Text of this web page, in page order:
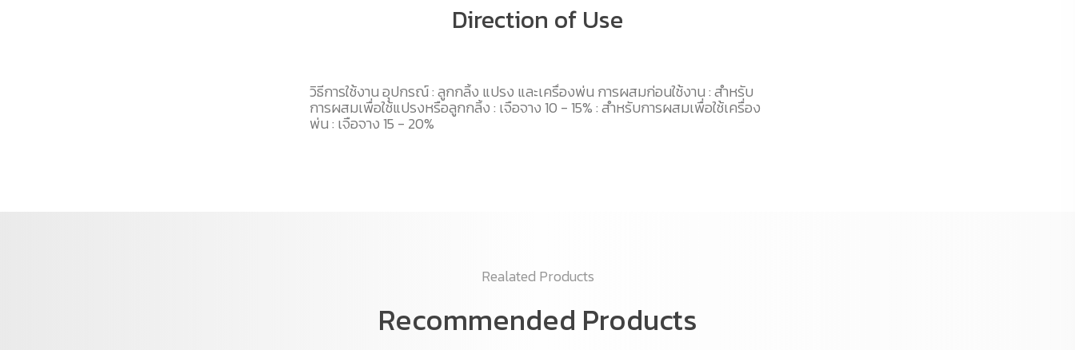
Direction of Use
วิธีการใช้งาน อุปกรณ์ : ลูกกลิ้ง แปรง และเครื่องพ่น การผสมก่อนใช้งาน : สำหรับ
การผสมเพื่อใช้แปรงหรือลูกกลิ้ง : เจือจาง 10 - 15% : สำหรับการผสมเพื่อใช้เครื่อง
พ่น : เจือจาง 15 - 20%
Realated Products
Recommended Products